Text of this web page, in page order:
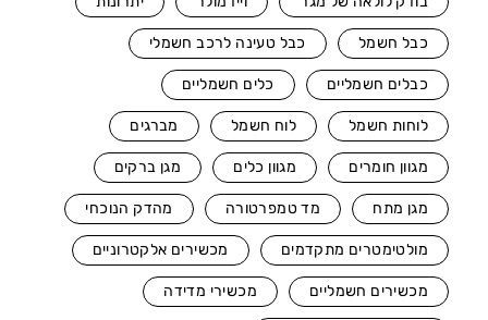
כבל חשמל כבל טעינה לרכב חשמלי
כבלים חשמליים כלים חשמליים
לוחות חשמל לוח חשמל מברגים
מגוון חומרים מגוון כלים מגן ברקים
מגן מתח מד טמפרטורה מהדק הנוכחי
מולטימטרים מתקדמים מכשירים אלקטרוניים
מכשירים חשמליים מכשירי מדידה